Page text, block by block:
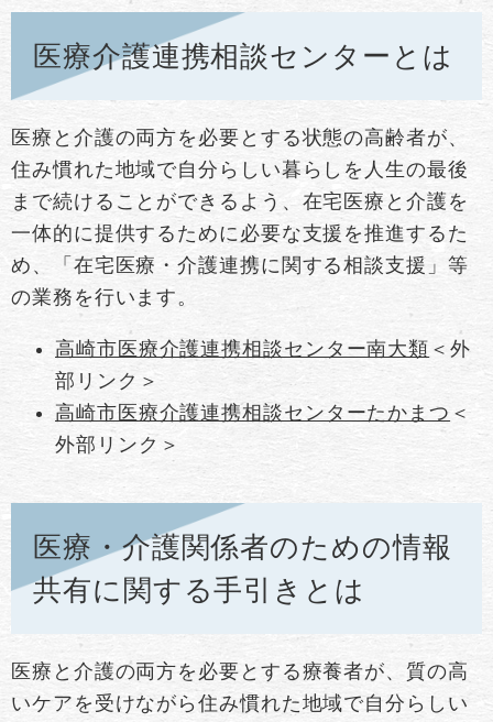
医療介護連携相談センターとは
医療と介護の両方を必要とする状態の高齢者が、
住み慣れた地域で自分らしい暮らしを人生の最後
まで続けることができるよう、在宅医療と介護を
一体的に提供するために必要な支援を推進するた
め、「在宅医療・介護連携に関する相談支援」等
の業務を行います。
高崎市医療介護連携相談センター南大類 ＜外
部リンク＞
高崎市医療介護連携相談センターたかまつ ＜
外部リンク＞
医療・介護関係者のための情報
共有に関する手引きとは
医療と介護の両方を必要とする療養者が、質の高
いケアを受けながら住み慣れた地域で自分らしい